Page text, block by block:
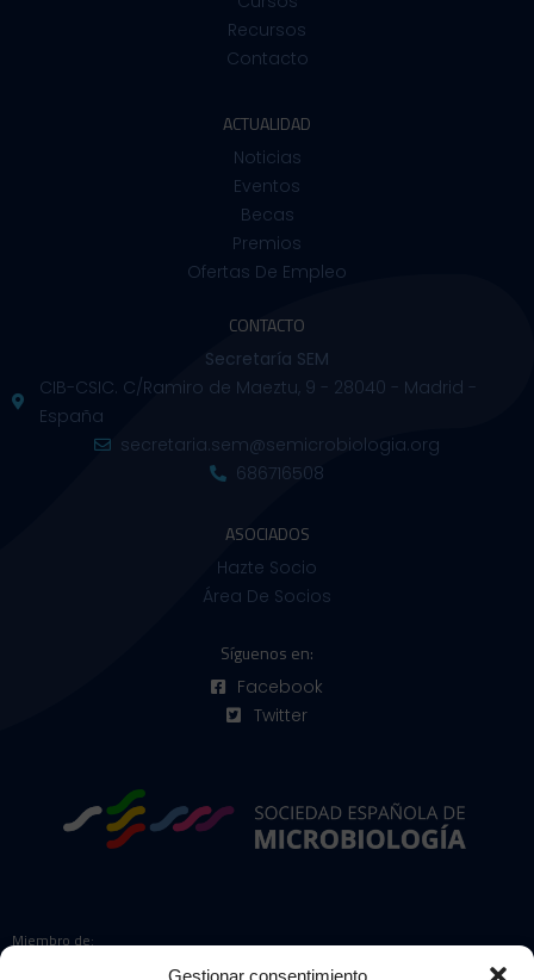
Gestionar consentimiento
Miembro de:
Recursos
Contacto
ACTUALIDAD
Noticias
Eventos
Becas
Premios
Ofertas De Empleo
CONTACTO
Secretaría SEM
CIB-CSIC. C/Ramiro de Maeztu, 9 - 28040 - Madrid -
España
secretaria.sem@semicrobiologia.org
686716508
ASOCIADOS
Hazte Socio
Área De Socios
Síguenos en:
Facebook
Twitter